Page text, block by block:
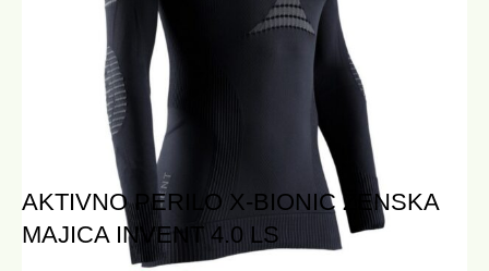
AKTIVNO PERILO X-BIONIC ŽENSKA
MAJICA INVENT 4.0 LS